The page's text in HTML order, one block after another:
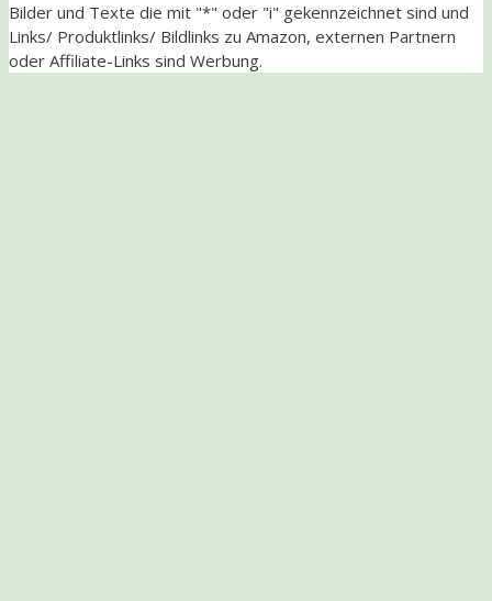
Bilder und Texte die mit "*" oder "i" gekennzeichnet sind und
Links/ Produktlinks/ Bildlinks zu Amazon, externen Partnern
oder Affiliate-Links sind Werbung.